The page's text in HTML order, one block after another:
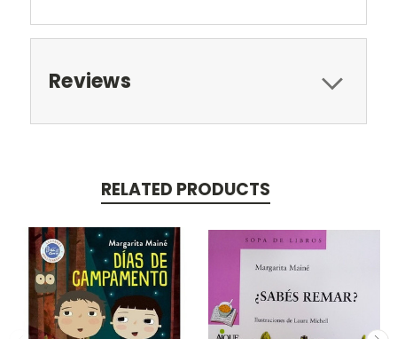
Reviews
RELATED PRODUCTS